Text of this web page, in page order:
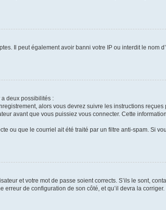
Il peut également avoir banni votre IP ou interdit le nom
a deux possibilités :
alors vous devrez suivre les instructions
avant que vous puissiez vous connecter. Cette
ou que le courriel ait été traité par un filtre anti-spam. Si
et votre mot de passe soient corrects. S’ils le sont,
de configuration de son côté, et qu’il devra la corriger.